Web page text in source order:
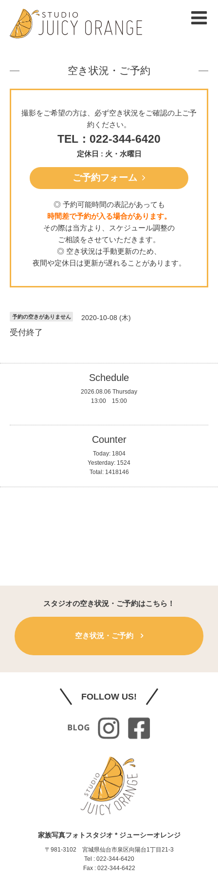
空き状況・ご予約
撮影をご希望の方は、必ず空き状況をご確認の上ご予
約ください。
TEL：022-344-6420
定休日 : 火・水曜日
ご予約フォーム
◎ 予約可能時間の表記があっても
時間差で予約が入る場合があります。
その際は当方より、スケジュール調整の
ご相談をさせていただきます。
◎ 空き状況は手動更新のため、
夜間や定休日は更新が遅れることがあります。
予約の空きがありません 2020-10-08 (木)
受付終了
Schedule
2026.08.06 Thursday
13:00 15:00
Counter
Today: 1804
Yesterday: 1524
Total: 1418146
スタジオの空き状況・ご予約はこちら！
空き状況・ご予約
FOLLOW US!
家族写真フォトスタジオ * ジューシーオレンジ
〒981-3102 宮城県仙台市泉区向陽台1丁目21-3
Tel : 022-344-6420
Fax : 022-344-6422